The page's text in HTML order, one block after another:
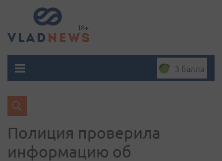
3 балла
Полиция проверила
информацию об